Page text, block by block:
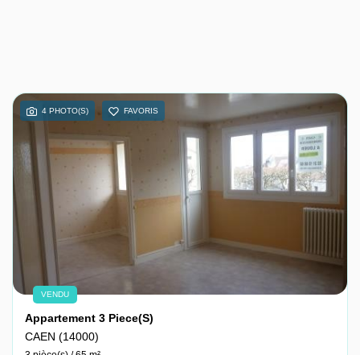
4 PHOTO(S) FAVORIS
VENDU
Appartement 3 Piece(s)
CAEN (14000)